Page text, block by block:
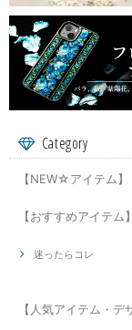
Category
【NEW☆アイテム】
【おすすめアイテム】
迷ったらコレ
【人気アイテム・デ